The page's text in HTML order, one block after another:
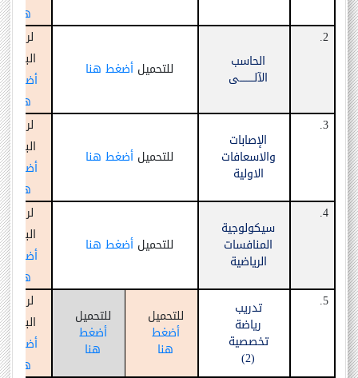
هنا
2.
الحاسب
الآلـــــــــى للتحميلأضغط هنا
لرفع
البحث
أضغط
هنا
3.
الإصابات
والاسعافات
الاولية
للتحميلأضغط هنا
لرفع
البحث
أضغط
هنا
4.
سيكولوجية
المنافسات
الرياضية
للتحميلأضغط هنا
لرفع
البحث
أضغط
هنا
5.
تدريب
رياضة
تخصصية
(
2
)
للتحميل
أضغط
هنا
للتحميل
أضغط
هنا
لرفع
البحث
أضغط
هنا